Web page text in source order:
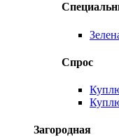
Спрос
Загородная